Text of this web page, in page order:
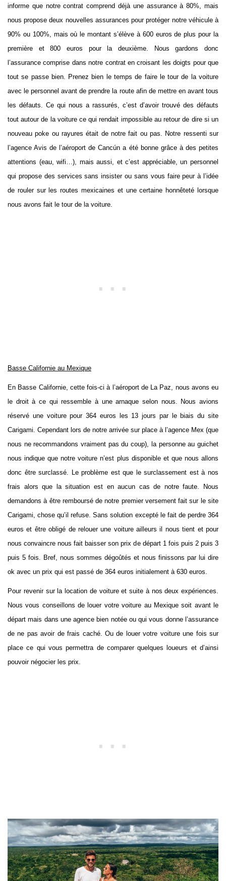
informe que notre contrat comprend déjà une assurance à 80%, mais
nous propose deux nouvelles assurances pour protéger notre véhicule à
90% ou 100%, mais où le montant s’élève à 600 euros de plus pour la
première et 800 euros pour la deuxième. Nous gardons donc
l’assurance comprise dans notre contrat en croisant les doigts pour que
tout se passe bien. Prenez bien le temps de faire le tour de la voiture
avec le personnel avant de prendre la route afin de mettre en avant tous
les défauts. Ce qui nous a rassurés, c’est d’avoir trouvé des défauts
tout autour de la voiture ce qui rendait impossible au retour de dire si un
nouveau poke ou rayures était de notre fait ou pas. Notre ressenti sur
l’agence Avis de l’aéroport de Cancún a été bonne grâce à des petites
attentions (eau, wifi…), mais aussi, et c’est appréciable, un personnel
qui propose des services sans insister ou sans vous faire peur à l’idée
de rouler sur les routes mexicaines et une certaine honnêteté lorsque
nous avons fait le tour de la voiture.
Basse Californie au Mexique
En Basse Californie, cette fois-ci à l’aéroport de La Paz, nous avons eu
le droit à ce qui ressemble à une arnaque selon nous. Nous avions
réservé une voiture pour 364 euros les 13 jours par le biais du site
Carigami. Cependant lors de notre arrivée sur place à l’agence Mex (que
nous ne recommandons vraiment pas du coup), la personne au guichet
nous indique que notre voiture n’est plus disponible et que nous allons
donc être surclassé. Le problème est que le surclassement est à nos
frais alors que la situation est en aucun cas de notre faute. Nous
demandons à être remboursé de notre premier versement fait sur le site
Carigami, chose qu’il refuse. Sans solution excepté le fait de perdre 364
euros et être obligé de relouer une voiture ailleurs il nous tient et pour
nous convaincre nous fait baisser son prix de départ 1 fois puis 2 puis 3
puis 5 fois. Bref, nous sommes dégoûtés et nous finissons par lui dire
ok avec un prix qui est passé de 364 euros initialement à 630 euros.
Pour revenir sur la location de voiture et suite à nos deux expériences.
Nous vous conseillons de louer votre voiture au Mexique soit avant le
départ mais dans une agence bien notée ou qui vous donne l’assurance
de ne pas avoir de frais caché. Ou de louer votre voiture une fois sur
place ce qui vous permettra de comparer quelques loueurs et d’ainsi
pouvoir négocier les prix.